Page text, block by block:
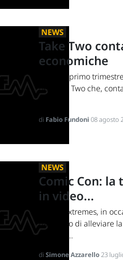
NEWS
Take Two
economiche
Fine del primo
per Take Two che,
vede...
di Fabio Fundoni 08 agosto
NEWS
Comic Con: la
in video...
Digital Extremes, in
ha deciso di alleviare
separa i...
di Simone Azzarello23